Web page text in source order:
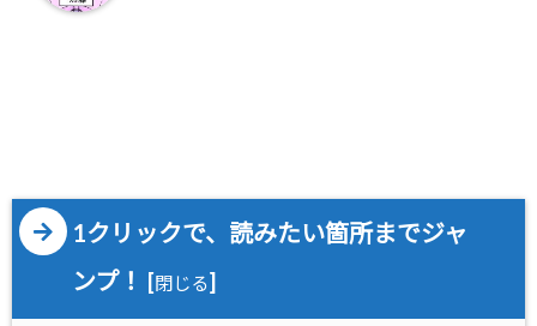
1クリックで、読みたい箇所までジャ
ンプ！
[閉じる]